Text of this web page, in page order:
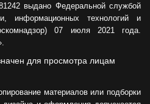
выдано Федеральной службой
информационных технологий и
07 июля 2021 года.
для просмотра лицам
материалов или подборки